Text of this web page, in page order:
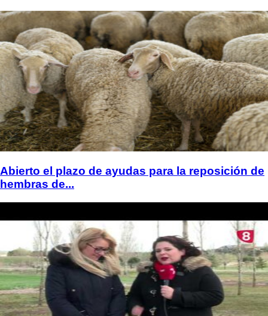
Abierto el plazo de ayudas para la reposición de
hembras de...